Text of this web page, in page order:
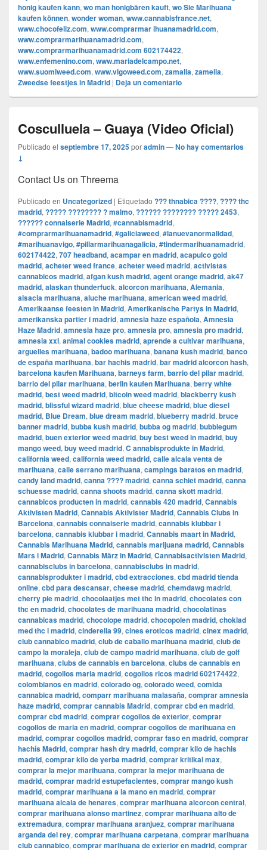
honig kaufen kann, wo man honigbären kauft, wo Sie Marihuana
kaufen können, wonder woman, www.cannabisfrance.net,
www.chocofeliz.com, www.comprarmar ihuanamadrid.com,
www.comprarmarihuanamadrid.com,
www.comprarmarihuanamadrid.com 602174422,
www.enfemenino.com, www.mariadelcampo.net,
www.suomiweed.com, www.vigoweed.com, zamalia, zamelia,
Zweedse feestjes in Madrid | Deja un comentario
Cosculluela – Guaya (Video Oficial)
Publicado el septiembre 17, 2025poradmin—No hay comentarios
↓
Contact Us on Threema
Publicado en Uncategorized | Etiquetado ??? thnabica ????, ???? thc
madrid, ????? ???????? ? malmo, ?????? ???????? ????? 2453,
?????? connaiserie Madrid, #cannabismadrid,
#comprarmarihuanamadrid, #galiciaweed, #lanuevanormalidad,
#marihuanavigo, #pillarmarihuanagalicia, #tindermarihuanamadrid,
602174422, 707 headband, acampar en madrid, acapulco gold
madrid, acheter weed france, acheter weed madrid, activistas
cannabicos madrid, afgan kush madrid, agent orange madrid, ak47
madrid, alaskan thunderfuck, alcorcon marihuana, Alemania,
alsacia marihuana, aluche marihuana, american weed madrid,
Amerikaanse feesten in Madrid, Amerikanische Partys in Madrid,
amerikanska partier i madrid, amnesia haze española, Amnesia
Haze Madrid, amnesia haze pro, amnesia pro, amnesia pro madrid,
amnesia xxl, animal cookies madrid, aprende a cultivar marihuana,
arguelles marihuana, badoo marihuana, banana kush madrid, banco
de españa marihuana, bar hachis madrid, bar madrid alcorcon hash,
barcelona kaufen Marihuana, barneys farm, barrio del pilar madrid,
barrio del pilar marihuana, berlin kaufen Marihuana, berry white
madrid, best weed madrid, bitcoin weed madrid, blackberry kush
madrid, blissful wizard madrid, blue cheese madrid, blue diesel
madrid, Blue Dream, blue dream madrid, blueberry madrid, bruce
banner madrid, bubba kush madrid, bubba og madrid, bubblegum
madrid, buen exterior weed madrid, buy best weed in madrid, buy
mango weed, buy weed madrid, C annabisprodukte in Madrid,
california weed, california weed madrid, calle alcala venta de
marihuana, calle serrano marihuana, campings baratos en madrid,
candy land madrid, canna ???? madrid, canna schiet madrid, canna
schuesse madrid, canna shoots madrid, canna skott madrid,
cannabicos producten in madrid, cannabis 420 madrid, Cannabis
Aktivisten Madrid, Cannabis Aktivister Madrid, Cannabis Clubs in
Barcelona, cannabis connaiserie madrid, cannabis klubbar i
barcelona, cannabis klubbar i madrid, Cannabis maart in Madrid,
Cannabis Marihuana Madrid, cannabis marijuana madrid, Cannabis
Mars i Madrid, Cannabis März in Madrid, Cannabisactivisten Madrid,
cannabisclubs in barcelona, cannabisclubs in madrid,
cannabisprodukter i madrid, cbd extracciones, cbd madrid tienda
online, cbd para descansar, cheese madrid, chemdawg madrid,
cherry pie madrid, chocolaatjes met thc in madrid, chocolates con
thc en madrid, chocolates de marihuana madrid, chocolatinas
cannabicas madrid, chocolope madrid, chocopolen madrid, choklad
med thc i madrid, cinderella 99, cines eroticos madrid, cinex madrid,
club cannabico madrid, club de caballo marihuana madrid, club de
campo la moraleja, club de campo madrid marihuana, club de golf
marihuana, clubs de cannabis en barcelona, clubs de cannabis en
madrid, cogollos maria madrid, cogollos ricos madrid 602174422,
colombianos en madrid, colorado og, colorado weed, comida
cannabica madrid, comparr marihuana malasaña, comprar amnesia
haze madrid, comprar cannabis Madrid, comprar cbd en madrid,
comprar cbd madrid, comprar cogollos de exterior, comprar
cogollos de maria en madrid, comprar cogollos de marihuana en
madrid, comprar cogollos madrid, comprar faso en madrid, comprar
hachís Madrid, comprar hash dry madrid, comprar kilo de hachis
madrid, comprar kilo de yerba madrid, comprar kritikal max,
comprar la mejor marihuana, comprar la mejor marihuana de
madrid, comprar madrid estupefacientes, comprar mango kush
madrid, comprar marihuana a la mano en madrid, comprar
marihuana alcala de henares, comprar marihuana alcorcon central,
comprar marihuana alonso martinez, comprar marihuana alto de
extremadura, comprar marihuana aranjuez, comprar marihuana
arganda del rey, comprar marihuana carpetana, comprar marihuana
club cannabico, comprar marihuana de exterior en madrid, comprar